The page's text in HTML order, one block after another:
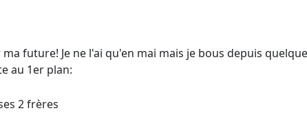
future! Je ne l'ai qu'en mai mais je bous depuis
au 1er plan:
2 frères